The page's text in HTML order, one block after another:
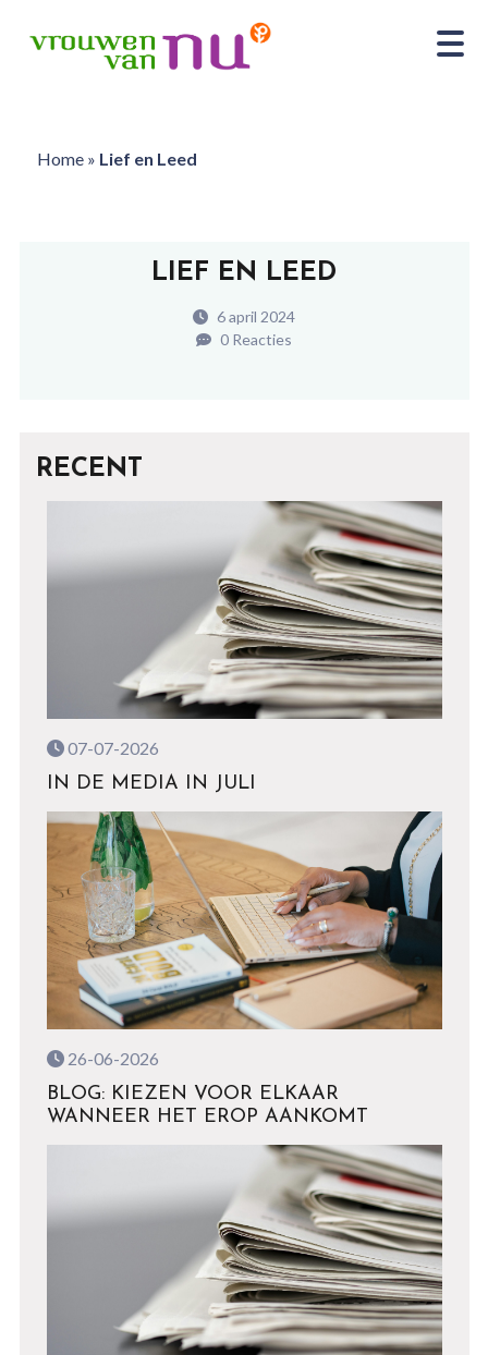
Home» Lief en Leed
LIEF EN LEED
6 april 2024
0 Reacties
RECENT
07-07-2026
IN DE MEDIA IN JULI
26-06-2026
BLOG: KIEZEN VOOR ELKAAR
WANNEER HET EROP AANKOMT